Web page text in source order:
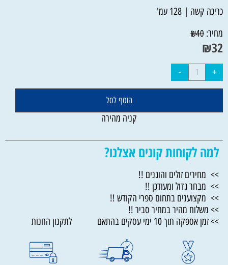
כריכה קשה | 128 עמ'
מחיר:
₪40
₪32
הוסף לסל
קניה מהירה
למה לקוחות קונים אצלנו?
>> מחירים זולים והוגנים !!
>> מבחר גדול ומעודכן !!
>> מקצוענים בתחום ספרי הקודש !!
>> משלוח מהיר במחיר סביר !!
>> זמן אספקה תוך 10 ימי עסקים בהתאם לתקנון החנות